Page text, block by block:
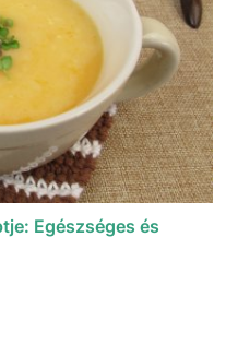
Egészséges és